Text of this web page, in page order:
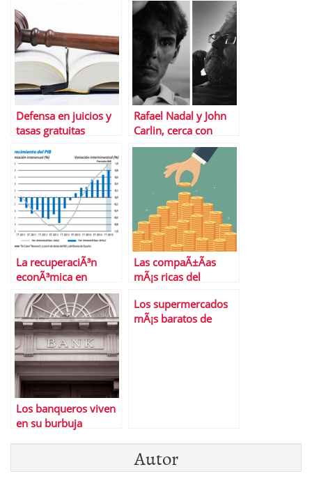
renta 2014
Defensa en juicios y
tasas gratuitas
Rafael Nadal y John
Carlin, cerca con
Banco Sabadell
La recuperaciÃ³n
econÃ³mica en
EspaÃ±a,
Â¿consolidada?
Las compaÃ±Ã­as
mÃ¡s ricas del
Los banqueros viven
en su burbuja
Los supermercados
mÃ¡s baratos de
Autor